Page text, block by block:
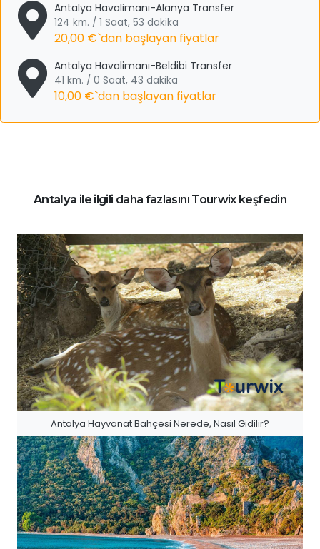
Antalya Havalimanı-Alanya Transfer
124 km. / 1 Saat, 53 dakika
20,00 €`dan başlayan fiyatlar
Antalya Havalimanı-Beldibi Transfer
41 km. / 0 Saat, 43 dakika
10,00 €`dan başlayan fiyatlar
Antalya ile ilgili daha fazlasını Tourwix keşfedin
Antalya Hayvanat Bahçesi Nerede, Nasıl Gidilir?